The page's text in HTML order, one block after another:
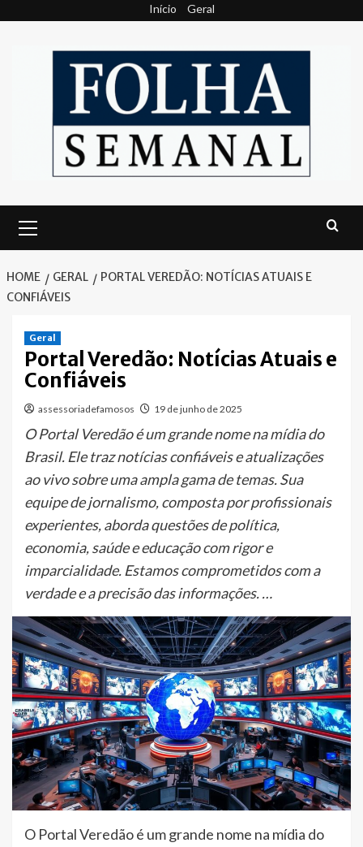
Início Geral
Menu
HOME GERAL
PORTAL VEREDÃO: NOTÍCIAS ATUAIS E
CONFIÁVEIS
Geral
Portal Veredão: Notícias Atuais e
Confiáveis
assessoriadefamosos 19 de junho de 2025
O Portal Veredão é um grande nome na mídia do
Brasil. Ele traz notícias confiáveis e atualizações
ao vivo sobre uma ampla gama de temas. Sua
equipe de jornalismo, composta por profissionais
experientes, aborda questões de política,
economia, saúde e educação com rigor e
imparcialidade. Estamos comprometidos com a
verdade e a precisão das informações. …
O Portal Veredão é um grande nome na mídia do